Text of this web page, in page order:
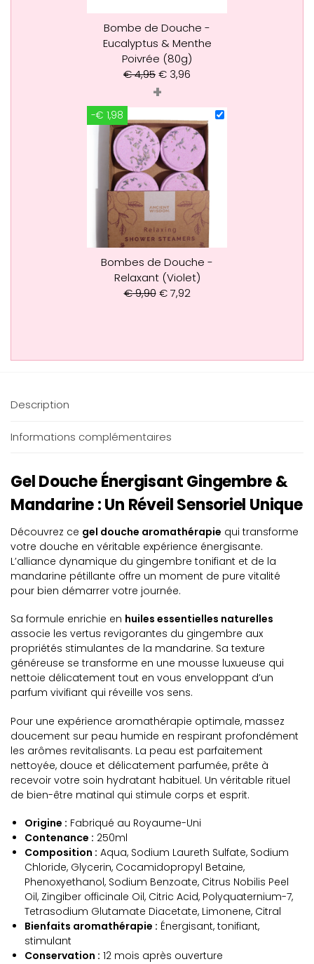
Bombe de Douche -
Eucalyptus & Menthe
Poivrée (80g)
€4,95€ 3,96
+
-€ 1,98
Bombes de Douche -
Relaxant (Violet)
€9,90 €7,92
Description
Informations complémentaires
Gel Douche Énergisant Gingembre &
Mandarine : Un Réveil Sensoriel Unique
Découvrez ce gel douche aromathérapie qui transforme
votre douche en véritable expérience énergisante.
L’alliance dynamique du gingembre tonifiant et de la
mandarine pétillante offre un moment de pure vitalité
pour bien démarrer votre journée.
Sa formule enrichie en huiles essentielles naturelles
associe les vertus revigorantes du gingembre aux
propriétés stimulantes de la mandarine. Sa texture
généreuse se transforme en une mousse luxueuse qui
nettoie délicatement tout en vous enveloppant d’un
parfum vivifiant qui réveille vos sens.
Pour une expérience aromathérapie optimale, massez
doucement sur peau humide en respirant profondément
les arômes revitalisants. La peau est parfaitement
nettoyée, douce et délicatement parfumée, prête à
recevoir votre soin hydratant habituel. Un véritable rituel
de bien-être matinal qui stimule corps et esprit.
Origine : Fabriqué au Royaume-Uni
Contenance : 250ml
Composition : Aqua, Sodium Laureth Sulfate, Sodium
Chloride, Glycerin, Cocamidopropyl Betaine,
Phenoxyethanol, Sodium Benzoate, Citrus Nobilis Peel
Oil, Zingiber officinale Oil, Citric Acid, Polyquaternium-7,
Tetrasodium Glutamate Diacetate, Limonene, Citral
Bienfaits aromathérapie : Énergisant, tonifiant,
stimulant
Conservation : 12 mois après ouverture